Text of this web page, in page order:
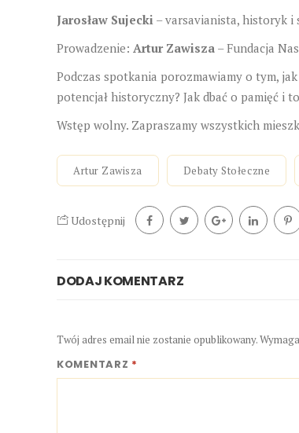
Jarosław Sujecki – varsavianista, historyk i
Prowadzenie: Artur Zawisza – Fundacja
Podczas spotkania porozmawiamy o tym,
potencjał historyczny? Jak dbać o pamięć i
Wstęp wolny. Zapraszamy wszystkich
Artur Zawisza Debaty Stołeczne
Udostępnij
DODAJ KOMENTARZ
Twój adres email nie zostanie opublikowany.
KOMENTARZ *